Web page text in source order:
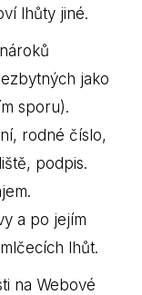
lhůty jiné.
jako
sporu).
rodné číslo,
podpis.
a po jejím
lhůt.
na Webové